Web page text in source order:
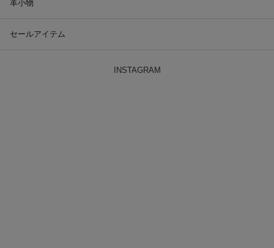
革小物
セールアイテム
INSTAGRAM